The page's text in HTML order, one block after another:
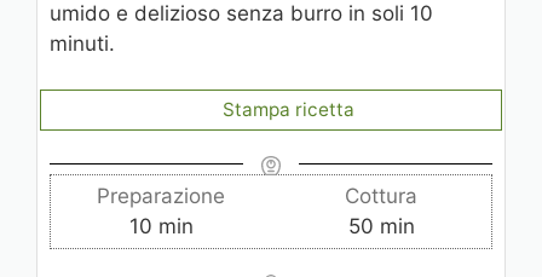
umido e delizioso senza burro in soli 10
minuti.
Stampa ricetta
Preparazione
10m
i
min
Cottura
50m
i
min